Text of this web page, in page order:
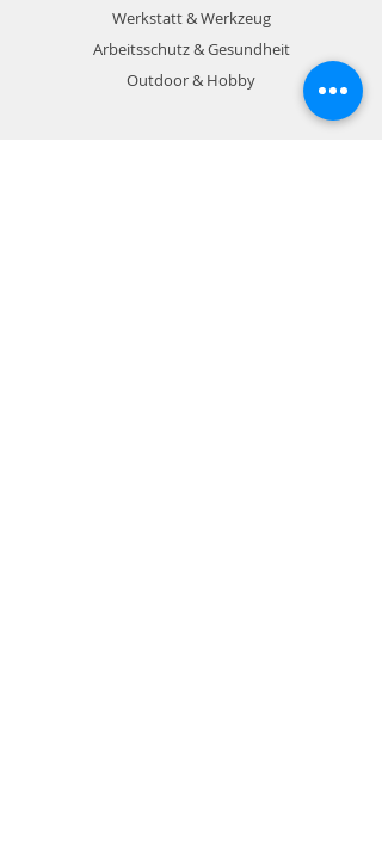
Werkstatt & Werkzeug
Arbeitsschutz & Gesundheit
Outdoor & Hobby